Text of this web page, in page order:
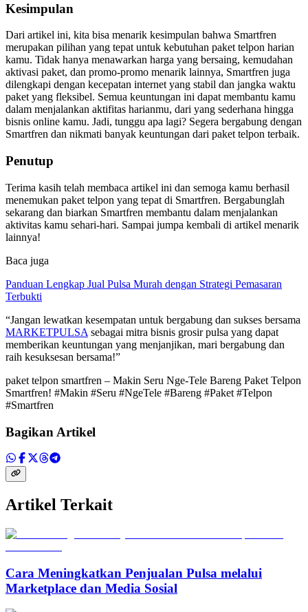
Kesimpulan
Dari artikel ini, kita bisa menarik kesimpulan bahwa Smartfren
merupakan pilihan yang tepat untuk kebutuhan paket telpon harian
kamu. Tidak hanya menawarkan harga yang bersaing, kemudahan
aktivasi paket, dan promo-promo menarik lainnya, Smartfren juga
dilengkapi dengan kecepatan internet yang stabil dan jangka waktu
paket yang fleksibel. Semua keuntungan ini dapat membantu kamu
dalam menjalankan aktifitas harianmu, dari yang sederhana hingga
bisnis online kamu. Jadi, tunggu apa lagi? Segera bergabung dengan
Smartfren dan nikmati banyak keuntungan dari paket telpon terbaik.
Penutup
Terima kasih telah membaca artikel ini dan semoga kamu berhasil
menemukan paket telpon yang tepat di Smartfren. Bergabunglah
sekarang dan biarkan Smartfren membantu dalam menjalankan
aktivitas kamu sehari-hari. Sampai jumpa kembali di artikel menarik
lainnya!
Baca juga
Panduan Lengkap Jual Pulsa Murah dengan Strategi Pemasaran
Terbukti
“Jangan lewatkan kesempatan untuk bergabung dan sukses bersama
MARKETPULSA sebagai mitra bisnis grosir pulsa yang dapat
memberikan keuntungan yang menjanjikan, mari bergabung dan
raih kesuksesan bersama!”
paket telpon smartfren – Makin Seru Nge-Tele Bareng Paket Telpon
Smartfren! #Makin #Seru #NgeTele #Bareng #Paket #Telpon
#Smartfren
Bagikan Artikel
Artikel Terkait
Cara Meningkatkan Penjualan Pulsa melalui
Marketplace dan Media Sosial